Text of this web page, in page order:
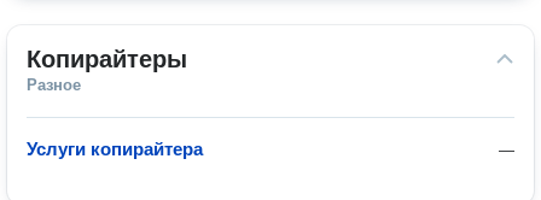
Копирайтеры
Разное
—
Услуги копирайтера